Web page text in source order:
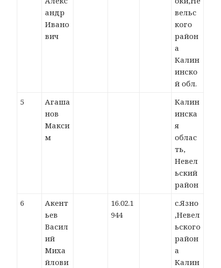
андр
Ивано
вич
вельс
кого
район
а
Калин
инско
й обл.
5
Агаша
нов
Макси
м
Калин
инска
я
облас
ть,
Невел
ьский
район
6
Акент
ьев
Васил
ий
Миха
йлови
16.02.1
944
с.Язно
,Невел
ьского
район
а
Калин